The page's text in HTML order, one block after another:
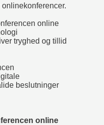
online
tryghed og tillid
beslutninger
online